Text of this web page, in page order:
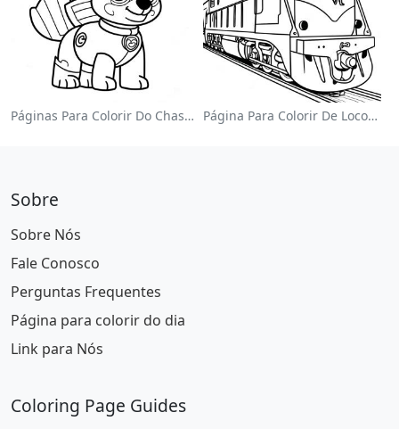
Páginas Para Colorir Do Chase Da Patrulha Canina Página Para Colorir De Locomotiva Colorida
Sobre
Sobre Nós
Fale Conosco
Perguntas Frequentes
Página para colorir do dia
Link para Nós
Coloring Page Guides